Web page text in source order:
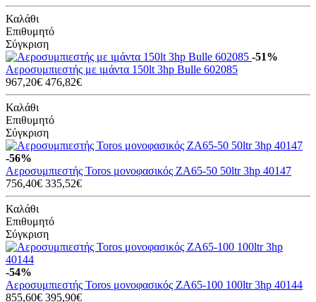
Καλάθι
Επιθυμητό
Σύγκριση
-51%
Αεροσυμπιεστής με ιμάντα 150lt 3hp Bulle 602085
967,20€ 476,82€
Καλάθι
Επιθυμητό
Σύγκριση
-56%
Αεροσυμπιεστής Toros μονοφασικός ZA65-50 50ltr 3hp 40147
756,40€ 335,52€
Καλάθι
Επιθυμητό
Σύγκριση
-54%
Αεροσυμπιεστής Toros μονοφασικός ZA65-100 100ltr 3hp 40144
855,60€ 395,90€